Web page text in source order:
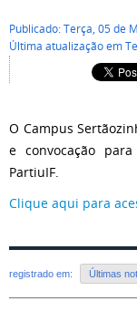
Publicado: Terça, 05 de
Última atualização em
O Campus
e convocação
PartiuIF.
Clique aqui para
registrado em: Últimas